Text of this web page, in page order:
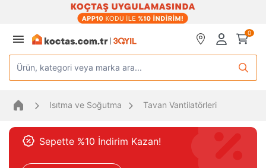
0
Ürün, kategori veya marka ara...
Isıtma ve Soğutma Tavan Vantilatörleri
Sepette %10 İndirim Kazan!